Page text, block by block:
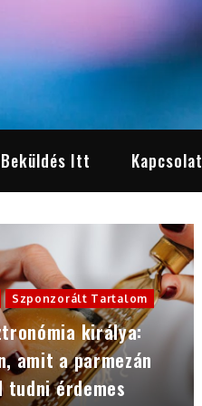
Itt Kapcsolat
Szponzorált Tartalom
királya:
amit a parmezán
érdemes